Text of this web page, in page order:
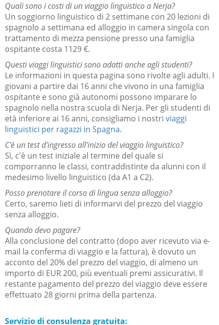
Quali sono i costi di un viaggio linguistico a Nerja?
Un soggiorno linguistico di 2 settimane con 20 lezioni di
spagnolo a settimana ed alloggio in camera singola con
trattamento di mezza pensione presso una famiglia
ospitante costa 1129 €.
Questi viaggi linguistici sono adatti anche agli studenti?
Le informazioni in questa pagina sono rivolte agli adulti. I
giovani a partire dai 16 anni che vivono in una famiglia
ospitante e sono già autonomi possono imparare lo
spagnolo nella nostra scuola di Nerja. Per gli studenti di
età inferiore ai 16 anni, consigliamo i nostri viaggi
linguistici per ragazzi in Spagna.
C'è un test d'ingresso all'inizio del viaggio linguistico?
Sì, c'è un test iniziale al termine del quale si
comporranno le classi, contraddistinte da alunni con il
medesimo livello linguistico (da A1 a C2).
Posso prenotare il corso di lingua senza alloggio?
Certo, saremo lieti di informarvi del prezzo del viaggio
senza alloggio.
Quando devo pagare?
Alla conclusione del contratto (dopo aver ricevuto via e-
mail la conferma di viaggio e la fattura), è dovuto un
acconto del 20% del prezzo del viaggio, di almeno un
importo di EUR 200, più eventuali premi assicurativi. Il
restante pagamento del prezzo del viaggio deve essere
effettuato 28 giorni prima della partenza.
Servizio di consulenza gratuita: